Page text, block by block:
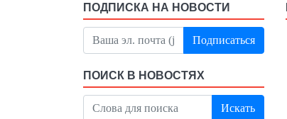
ПОДПИСКА НА НОВОСТИ
Подписаться
ПОИСК В НОВОСТЯХ
Искать